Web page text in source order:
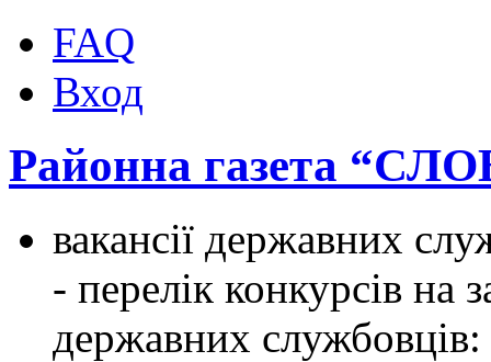
FAQ
Вход
Районна газета
вакансії державних
- перелік конкурсів на
державних службовців: